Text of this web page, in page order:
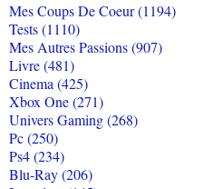
Mes Coups De Coeur (1194)
Tests (1110)
Mes Autres Passions (907)
Livre (481)
Cinema (425)
Xbox One (271)
Univers Gaming (268)
Pc (250)
Ps4 (234)
Blu-Ray (206)